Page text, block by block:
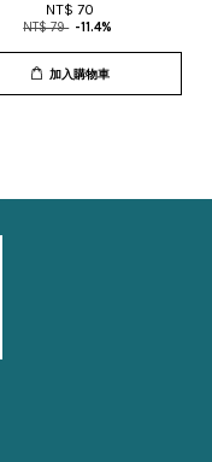
NT$ 70
NT$ 79 -11.4%
加入購物車